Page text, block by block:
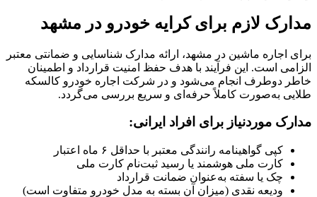
مدارک لازم برای کرایه خودرو در مشهد
برای اجاره ماشین در مشهد، ارائه مدارک شناسایی و ضمانتی معتبر
الزامی است. این فرآیند با هدف حفظ امنیت قرارداد و اطمینان
خاطر دوطرف انجام می‌شود و در شرکت اجاره خودرو کالسکه
طلایی به‌صورت کاملاً حرفه‌ای و سریع بررسی می‌گردد.
مدارک موردنیاز برای افراد ایرانی:
کپی گواهینامه رانندگی معتبر با حداقل ۶ ماه اعتبار
کارت ملی هوشمند یا رسید ثبت‌نام کارت ملی
چک یا سفته به‌عنوان ضمانت قرارداد
ودیعه نقدی (میزان آن بسته به مدل خودرو متفاوت است)